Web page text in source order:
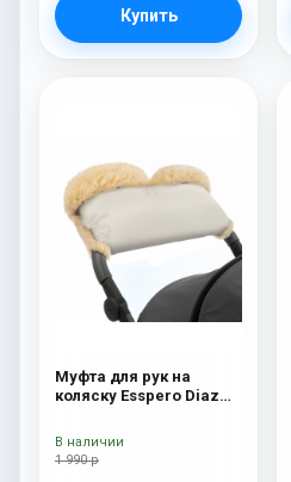
Купить
Муфта для рук на
коляску Esspero Diaz
шерсть) Beige
1 990 р
В наличии